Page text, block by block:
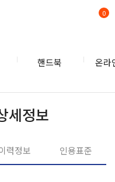
핸드북 온라
0
세정보
력정보 인용표준